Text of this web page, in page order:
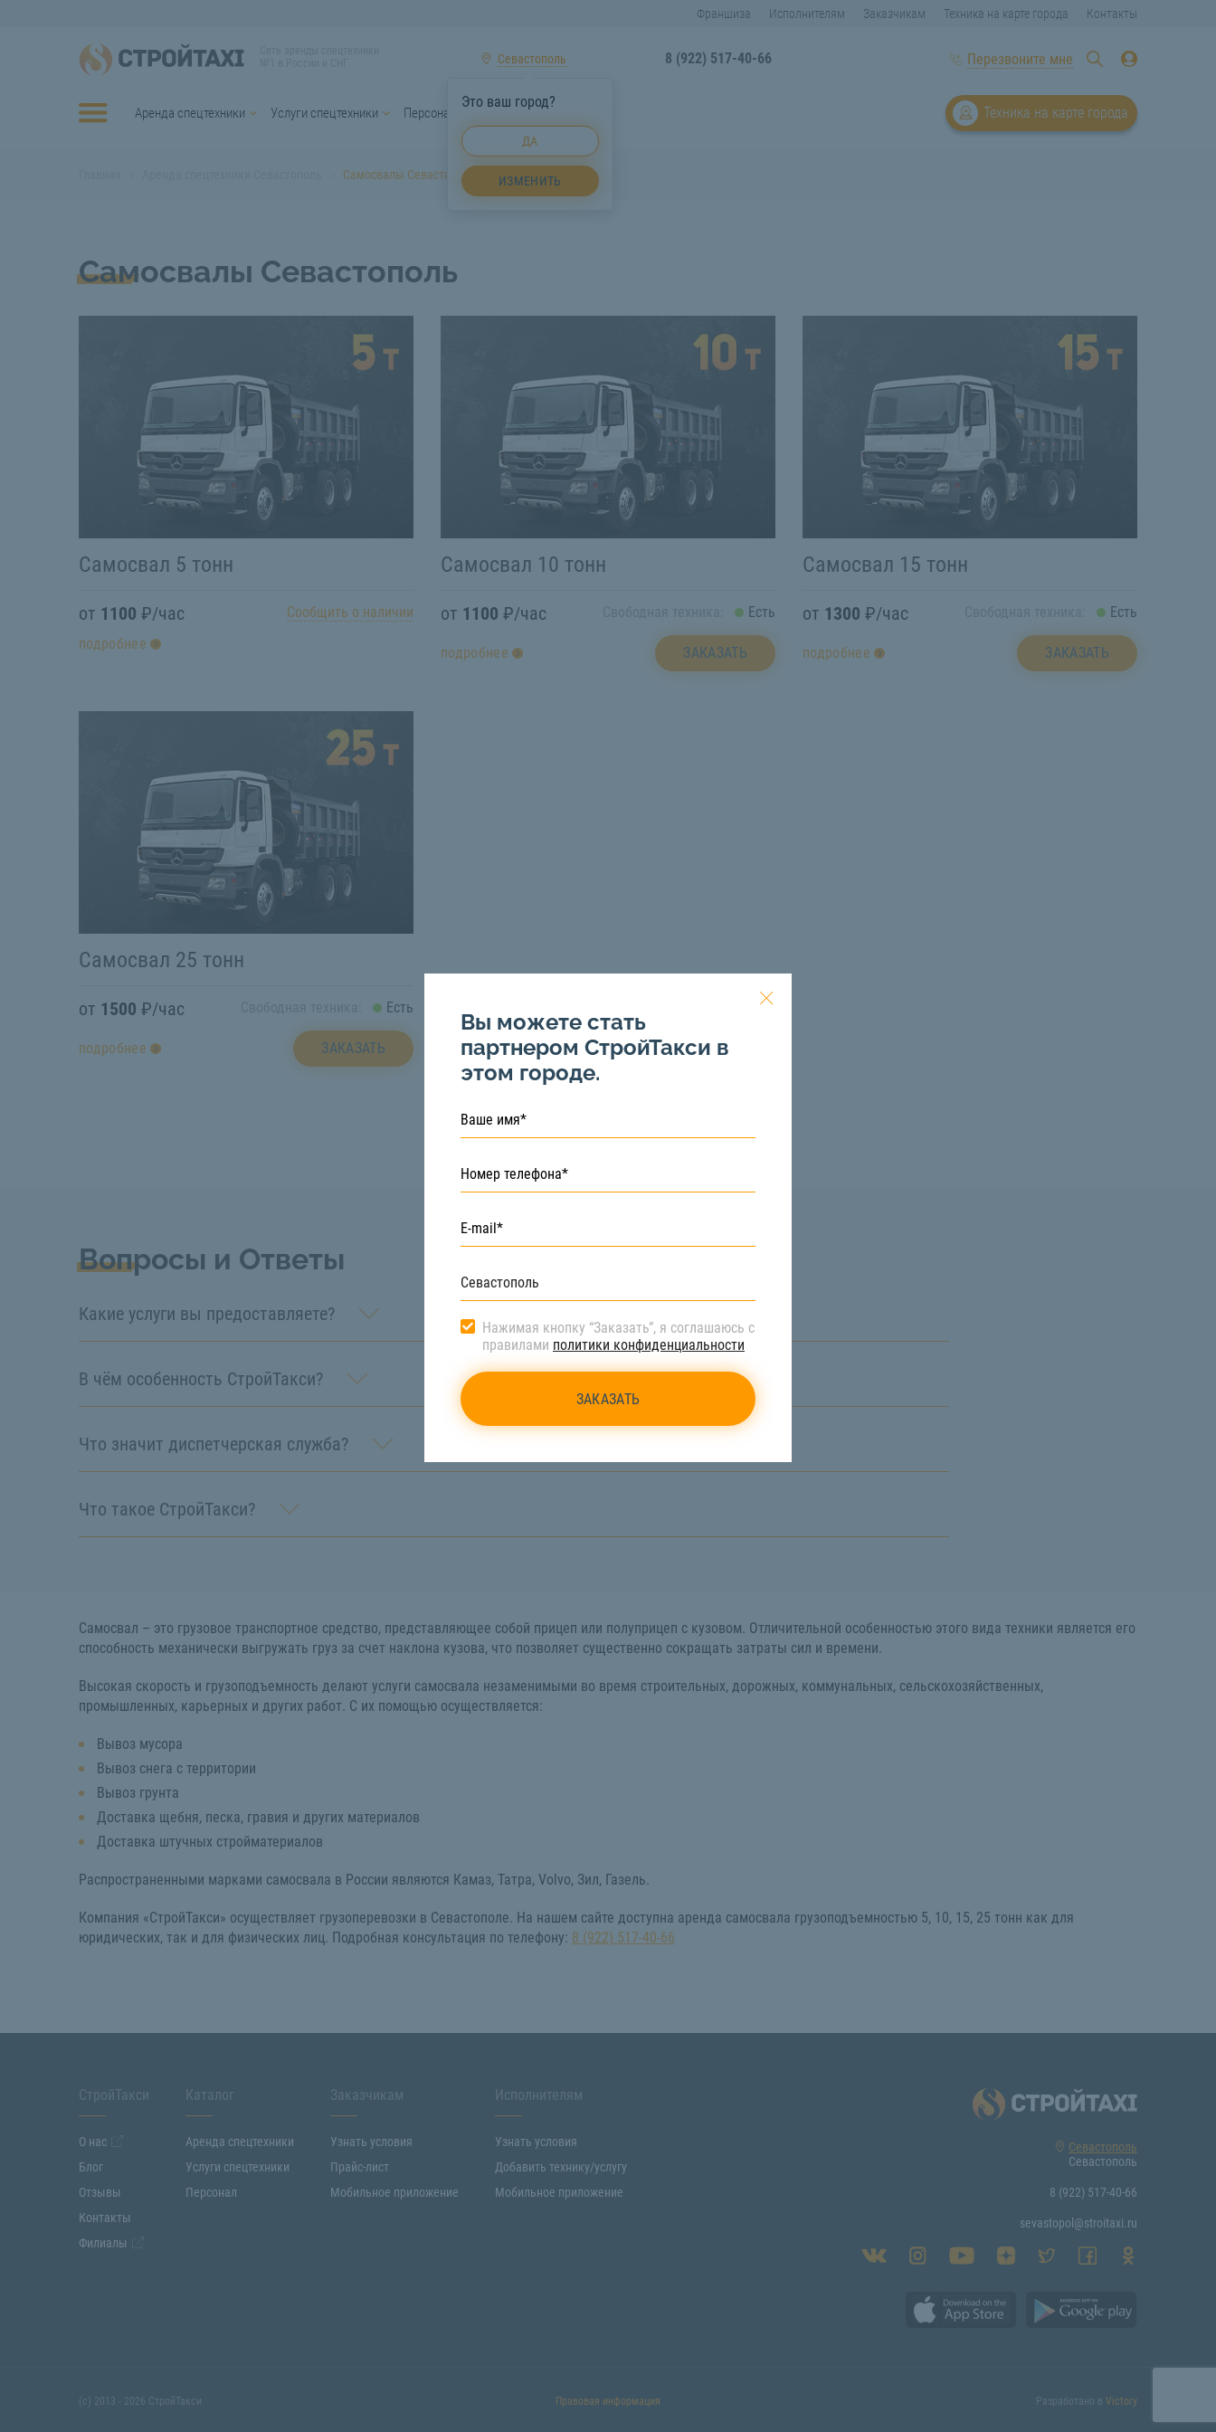
Франшиза Исполнителям Заказчикам Техника на карте города Контакты
Севастополь
Это ваш город?
ДА
ИЗМЕНИТЬ
8 (922) 517-40-66 Перезвоните мне
Аренда спецтехники Услуги спецтехники Персонал СтройТакси Техника на карте города
Самосвалы Севастополь
Самосвалы Севастополь
Самосвал 5 тонн
от 1100 ₽/час
Сообщить о наличии
подробнее
Самосвал 10 тонн
от 1100 ₽/час Есть
подробнее ЗАКАЗАТЬ
Самосвал 15 тонн
от 1300 ₽/час Есть
подробнее ЗАКАЗАТЬ
Самосвал 25 тонн
от 1500 ₽/час Есть
подробнее ЗАКАЗАТЬ
Вопросы и Ответы
Какие услуги вы предоставляете?
В чём особенность СтройТакси?
Что значит диспетчерская служба?
Что такое СтройТакси?
Самосвал – это грузовое транспортное средство, представляющее собой прицеп или полуприцеп с кузовом. Отличительной особенностью этого вида техники является его
способность механически выгружать груз за счет наклона кузова, что позволяет существенно сокращать затраты сил и времени.
Высокая скорость и грузоподъемность делают услуги самосвала незаменимыми во время строительных, дорожных, коммунальных, сельскохозяйственных,
промышленных, карьерных и других работ. С их помощью осуществляется:
Вывоз мусора
Вывоз снега с территории
Вывоз грунта
Доставка щебня, песка, гравия и других материалов
Доставка штучных стройматериалов
Распространенными марками самосвала в России являются Камаз, Татра, Volvo, Зил, Газель.
Компания «СтройТакси» осуществляет грузоперевозки в Севастополе. На нашем сайте доступна аренда самосвала грузоподъемностью 5, 10, 15, 25 тонн как для
юридических, так и для физических лиц. Подробная консультация по телефону: 8 (922) 517-40-66
СтройТакси
О нас
Блог
Отзывы
Контакты
Филиалы
Каталог
Аренда спецтехники
Услуги спецтехники
Персонал
Заказчикам
Узнать условия
Прайс-лист
Мобильное приложение
Исполнителям
Узнать условия
Добавить технику/услугу
Мобильное приложение
Севастополь
Севастополь
8 (922) 517-40-66
sevastopol@stroitaxi.ru
(с) 2013 - 2026 СтройТакси Правовая информация Разработано в Victory
Вы можете стать
партнером СтройТакси в
этом городе.
Нажимая кнопку “Заказать”, я соглашаюсь с
правилами политики конфиденциальности